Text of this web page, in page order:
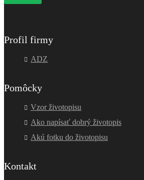
Profil firmy
ADZ
Pomôcky
Vzor životopisu
Ako napísať dobrý životopis
Akú fotku do životopisu
Kontakt